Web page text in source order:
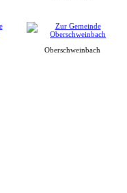
Oberschweinbach